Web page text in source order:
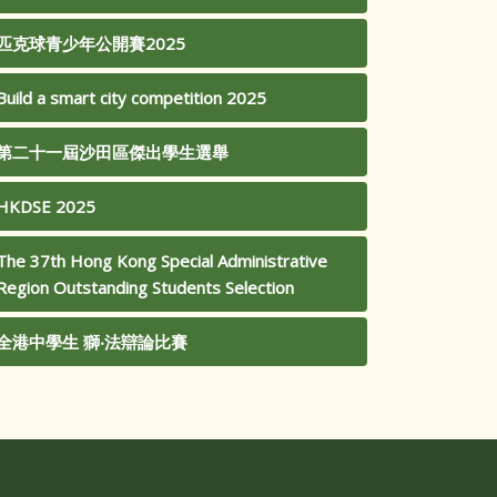
克球青少年公開賽2025
a smart city competition 2025
二十一屆沙田區傑出學生選舉
2025
37th Hong Kong Special Administrative
Outstanding Students Selection
港中學生 獅‧法辯論比賽